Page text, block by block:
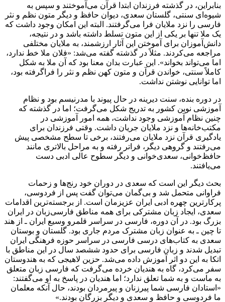
بنابراین، در گذشته فرزندان ابتدا قرآن می‌آموختند و سپس به
شیوه‌ای سنتی، گلستان سعدی، دیوان حافظ و دیگر متون نظم و نثر
فارسی را نزد ملایان فرا می‌گرفتند. البته این امکان وجود داشت که
یک ملا تنها بر یکی از این متون تسلط داشته باشد و در نتیجه،
دانش‌آموزان برای آموختن این آثار ارزشمند، به ملایان مختلفی
مراجعه می‌کردند. مثلاً در گذشته گفته می‌شد: «فلان ملا خط ندارد،
اما می‌تواند بخواند». این عبارت بدان معنا بود که آن ملا به شکل
کاملاً سنتی، خواندن قرآن و متون کهن نظم و نثر را فراگرفته بود،
اما توانایی نوشتن نداشت.
در دوره‌ بنده، سنت دیرینه در حال پیوند با مدرنیسم بود و نظام
آموزشی نوین کشور به تدریج شکل می‌گرفت؛ اما در گذشته که
چنین نظام آموزشی وجود نداشت، همه‌ امور آموزشی در
مکتب‌خانه‌ها و نزد ملایان جریان داشت. وقتی فرزندان برای
یادگیری قرآن نزد ملایان می‌رفتند، برخی تا سطح مشخصی پیش
می‌رفتند و گروهی دیگر، فراتر رفته و به مراحل بالاتری مانند
حافظ‌خوانی، سعدی‌خوانی و دیگر سطوح عالی ادبی دست
می‌یافتند.
بحث دیگر این است که سعدی در دوران خود رنج‌ها و زحمات
فراوانی متحمل شد و بی‌گمان می‌توان گفت پس از فردوسی،
پرکارترین چهره ادبی ایران عزیزمان است. از برجسته‌ترین اقدامات
سعدی، ایجاد زبان مشترکی برای همه مناطق فارسی‌زبان در ایران
بزرگ بود. در آن دوره، فارسی در سراسر قلمرو وسیع ایران ـ از هند
تا چین ـ به عنوان زبان مشترک مردم جاری بود. گلستان و بوستان
سعدی به کتاب‌های درسی فارسی در سراسر حوزه فرهنگی ایران
تبدیل شدند و زبان فارسی برای حدود ششصد سال در این مناطق با
اتکا به این دو اثر آموزش داده می‌شد. حزین لاهیجی که به هندوستان
سفر می‌کرد، گاه به هندیان خرده می‌گرفت که فارسی زبان متعلق
به ماست و به شما تعلق ندارد؛ اما هندیان در پاسخ به او می‌گفتند:
«استادان فارسی شما پیرزنان و پیرمردان بودند، حال آنکه معلمان
ما فردوسی و حافظ و سعدی و دیگر بزرگان بودند.»